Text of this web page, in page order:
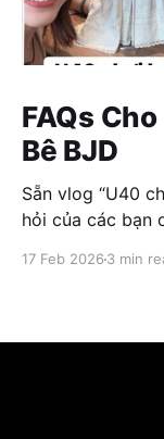
FAQs
Bê BJD
Sẵn vlog “U40
hỏi của các bạn
17 Feb 2026 3 min